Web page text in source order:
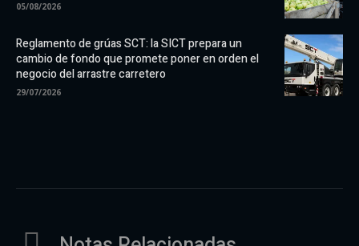
05/08/2026
Reglamento de grúas SCT: la SICT prepara un
cambio de fondo que promete poner en orden el
negocio del arrastre carretero
29/07/2026